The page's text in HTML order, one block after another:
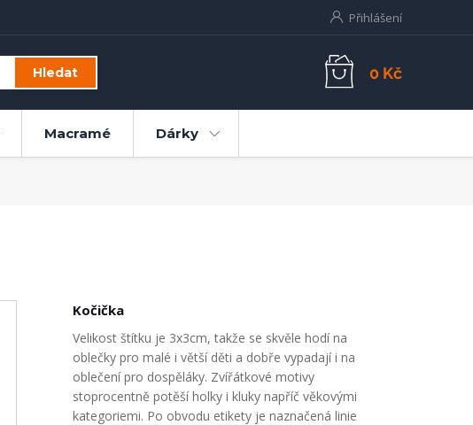
Přihlášení
Hledat 0 Kč
Macramé Dárky
Kočička
Velikost štítku je 3x3cm, takže se skvěle hodí na
oblečky pro malé i větší děti a dobře vypadají i na
oblečení pro dospěláky. Zvířátkové motivy
stoprocentně potěší holky i kluky napříč věkovými
kategoriemi. Po obvodu etikety je naznačená linie